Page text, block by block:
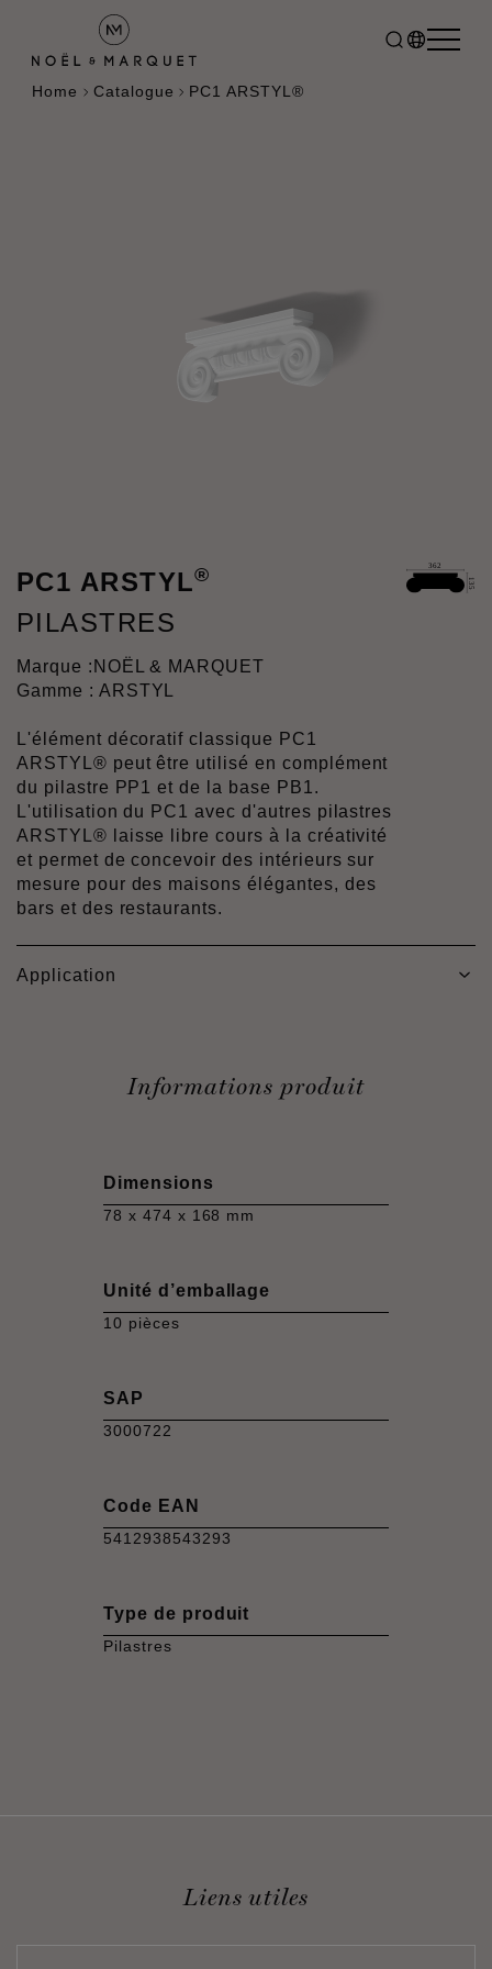
Home Catalogue PC1 ARSTYL®
PC1 ARSTYL®
PILASTRES
Marque : NOËL & MARQUET
Gamme : ARSTYL
L'élément décoratif classique PC1
ARSTYL® peut être utilisé en complément
du pilastre PP1 et de la base PB1.
L'utilisation du PC1 avec d'autres pilastres
ARSTYL® laisse libre cours à la créativité
et permet de concevoir des intérieurs sur
mesure pour des maisons élégantes, des
bars et des restaurants.
Application
Informations produit
Dimensions
78 x 474 x 168 mm
Unité d’emballage
10 pièces
SAP
3000722
Code EAN
5412938543293
Type de produit
Pilastres
Liens utiles